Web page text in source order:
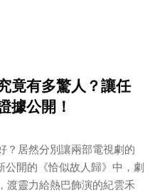
竟有多驚人？讓任
據公開！
？居然分別讓兩部電視劇的
公開的《恰似故人歸》中，劇
渡靈力給熱巴飾演的紀雲禾